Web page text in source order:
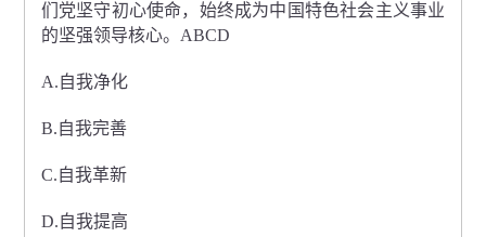
们党坚守初心使命，始终成为中国特色社会主义事业
的坚强领导核心。ABCD
A.自我净化
B.自我完善
C.自我革新
D.自我提高